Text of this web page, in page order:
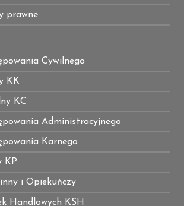
prawne
Cywilnego
KK
KC
Administracyjnego
Karnego
KP
i Opiekuńczy
Handlowych KSH